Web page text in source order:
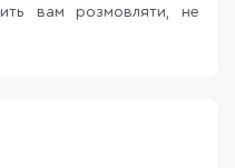
вам розмовляти, не